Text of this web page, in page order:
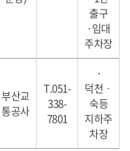
출구
·임대
주차장
부산교
통공사
T.051-
338-
7801
·
덕천ㆍ
숙등
지하주
차장